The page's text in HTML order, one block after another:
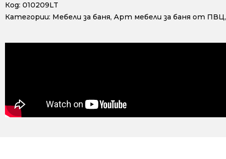
Код: 010209LT
Категории: Мебели за баня, Арт мебели за баня от ПВЦ,